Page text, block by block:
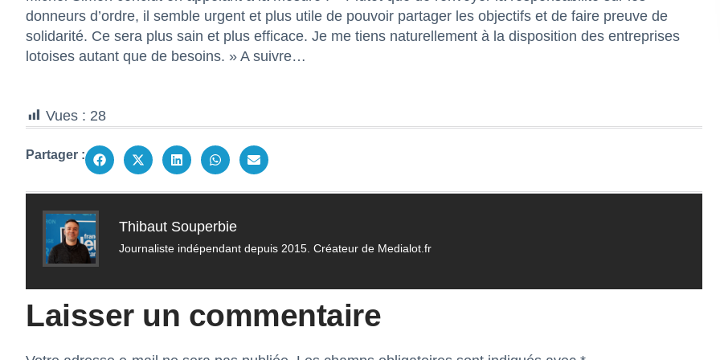
donneurs d’ordre, il semble urgent et plus utile de pouvoir partager les objectifs et de faire preuve de
solidarité. Ce sera plus sain et plus efficace. Je me tiens naturellement à la disposition des entreprises
lotoises autant que de besoins. » A suivre…
Vues : 28
Partager :
Thibaut Souperbie
Journaliste indépendant depuis 2015. Créateur de Medialot.fr
Laisser un commentaire